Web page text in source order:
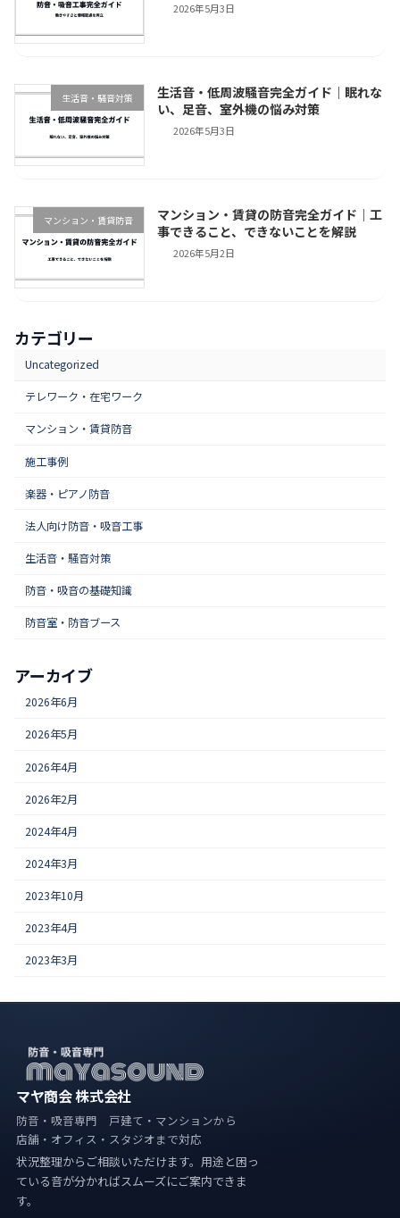
2026年5月3日
生活音・騒音対策
生活音・低周波騒音完全ガイド｜眠れな
い、足音、室外機の悩み対策
2026年5月3日
マンション・賃貸防音
マンション・賃貸の防音完全ガイド｜工
事できること、できないことを解説
2026年5月2日
カテゴリー
Uncategorized
テレワーク・在宅ワーク
マンション・賃貸防音
施工事例
楽器・ピアノ防音
法人向け防音・吸音工事
生活音・騒音対策
防音・吸音の基礎知識
防音室・防音ブース
アーカイブ
2026年6月
2026年5月
2026年4月
2026年2月
2024年4月
2024年3月
2023年10月
2023年4月
2023年3月
マヤ商会 株式会社
防音・吸音専門 戸建て・マンションから
店舗・オフィス・スタジオまで対応
状況整理からご相談いただけます。用途と困っ
ている音が分かればスムーズにご案内できま
す。